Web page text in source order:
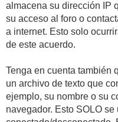
almacena su dirección IP
su acceso al foro o
a internet. Esto solo
de este acuerdo.
Tenga en cuenta también
un archivo de texto que
ejemplo, su nombre o su
navegador. Esto SOLO